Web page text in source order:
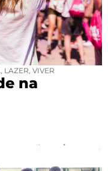
, LAZER, VIVER
na